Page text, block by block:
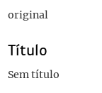
original
Título
Sem título